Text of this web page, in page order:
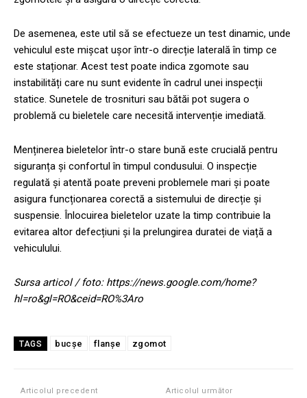
De asemenea, este util să se efectueze un test dinamic, unde
vehiculul este mișcat ușor într-o direcție laterală în timp ce
este staționar. Acest test poate indica zgomote sau
instabilități care nu sunt evidente în cadrul unei inspecții
statice. Sunetele de trosnituri sau bătăi pot sugera o
problemă cu bieletele care necesită intervenție imediată.
Menținerea bieletelor într-o stare bună este crucială pentru
siguranța și confortul în timpul condusului. O inspecție
regulată și atentă poate preveni problemele mari și poate
asigura funcționarea corectă a sistemului de direcție și
suspensie. Înlocuirea bieletelor uzate la timp contribuie la
evitarea altor defecțiuni și la prelungirea duratei de viață a
vehiculului.
Sursa articol / foto: https://news.google.com/home?
hl=ro&gl=RO&ceid=RO%3Aro
TAGS bucșe flanșe zgomot
Articolul precedent Articolul următor